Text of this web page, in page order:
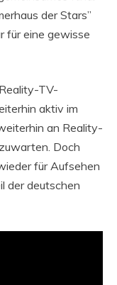
der Stars”
für eine gewisse
TV-
aktiv im
an Reality-
Doch
für Aufsehen
der deutschen